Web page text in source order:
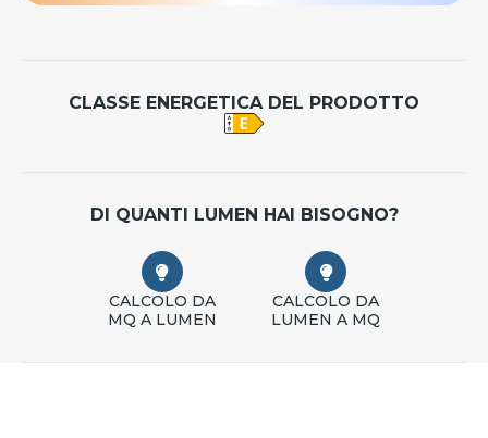
CLASSE ENERGETICA DEL PRODOTTO
DI QUANTI LUMEN HAI BISOGNO?
CALCOLO DA
MQ A LUMEN
CALCOLO DA
LUMEN A MQ